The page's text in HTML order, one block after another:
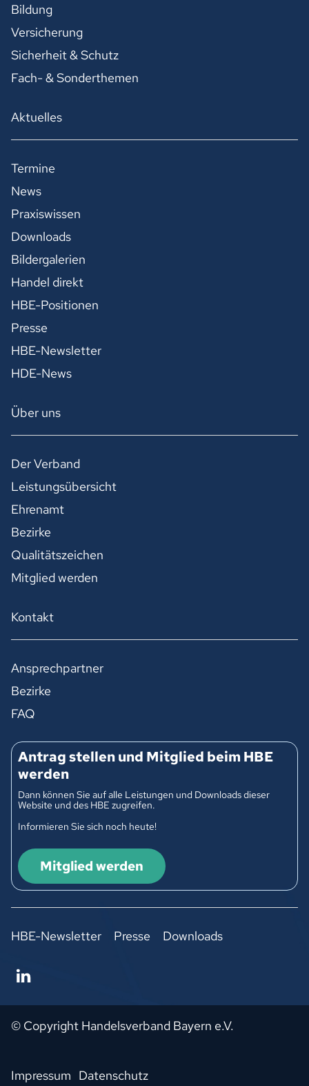
Bildung
Versicherung
Sicherheit & Schutz
Fach- & Sonderthemen
Aktuelles
Termine
News
Praxiswissen
Downloads
Bildergalerien
Handel direkt
HBE-Positionen
Presse
HBE-Newsletter
HDE-News
Über uns
Der Verband
Leistungsübersicht
Ehrenamt
Bezirke
Qualitätszeichen
Mitglied werden
Kontakt
Ansprechpartner
Bezirke
FAQ
Antrag stellen und Mitglied beim HBE
werden
Dann können Sie auf alle Leistungen und Downloads dieser
Website und des HBE zugreifen.
Informieren Sie sich noch heute!
Mitglied werden
HBE-Newsletter Presse Downloads
© Copyright Handelsverband Bayern e.V.
Impressum Datenschutz